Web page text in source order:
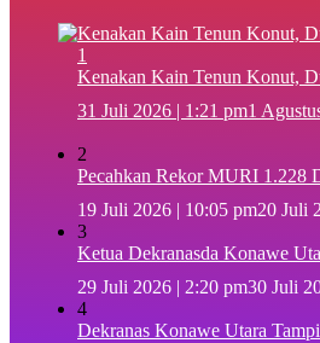
1
‎Kenakan Kain Tenun Konut,
31 Juli 2026 | 1:21 pm1
2
Pecahkan Rekor MURI 1.228
19 Juli 2026 | 10:05 pm20 Juli
3
Ketua Dekranasda Konawe
29 Juli 2026 | 2:20 pm30 Juli
4
Dekranas Konawe Utara